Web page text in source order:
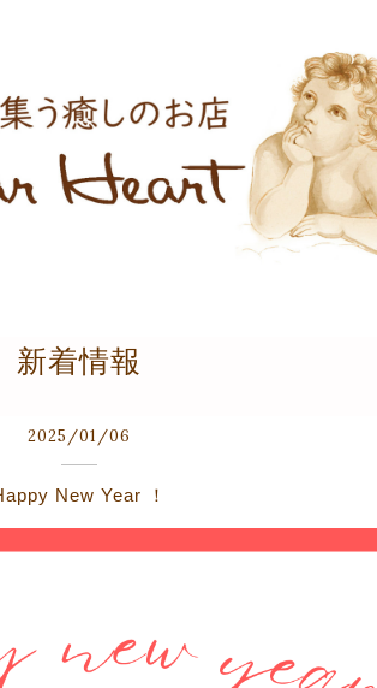
新着情報
2025 /01 /06
New Year ！